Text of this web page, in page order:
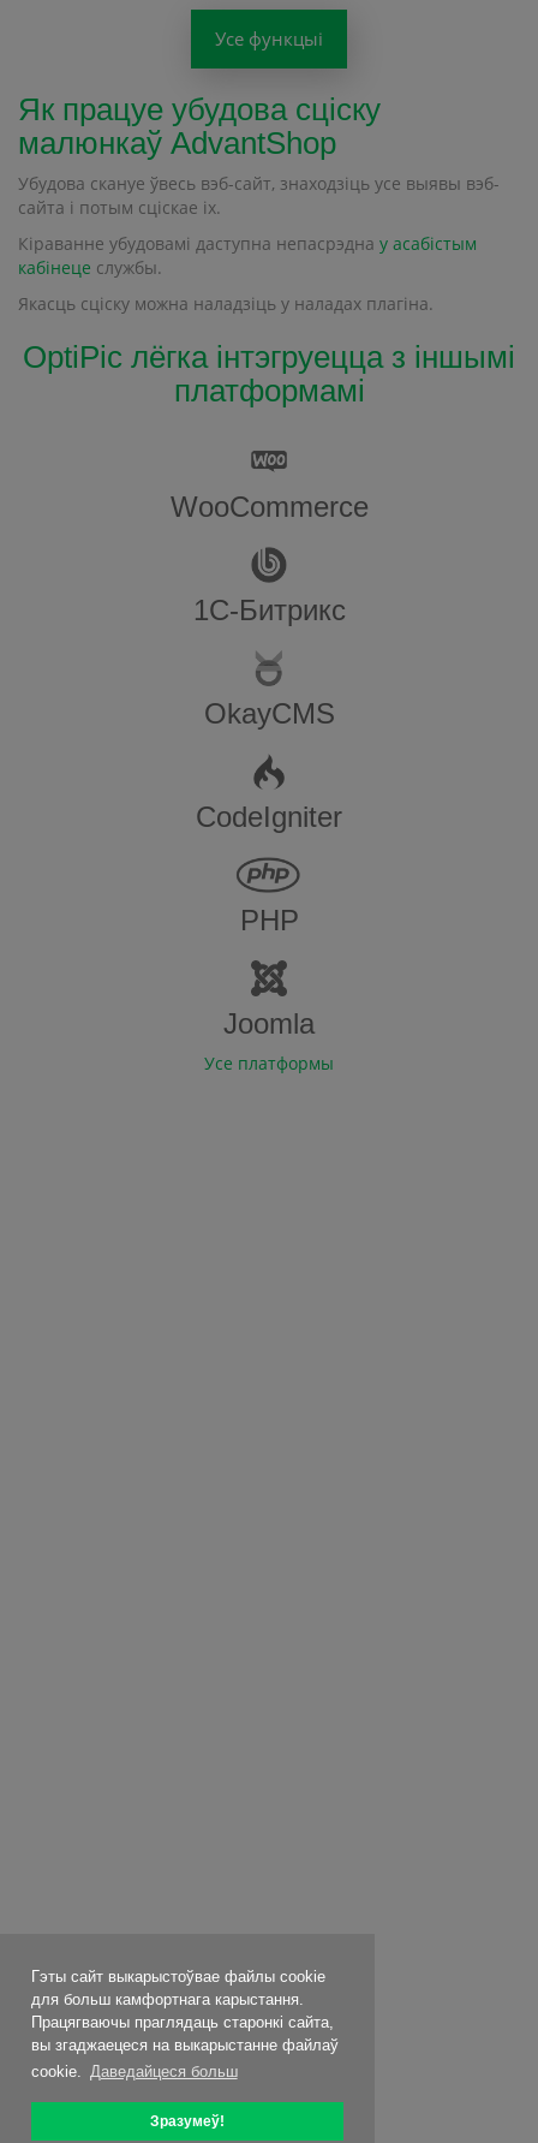
Гэты сайт выкарыстоўвае файлы cookie
для больш камфортнага карыстання.
Працягваючы праглядаць старонкі сайта,
вы згаджаецеся на выкарыстанне файлаў
cookie. Даведайцеся больш
Зразумеў!
Усе функцыі
Як працуе убудова сціску
малюнкаў AdvantShop
Убудова скануе ўвесь вэб-сайт, знаходзіць усе выявы вэб-
сайта і потым сціскае іх.
Кіраванне убудовамі даступна непасрэдна у асабістым
кабінеце службы.
Якасць сціску можна наладзіць у наладах плагіна.
OptiPic лёгка інтэгруецца з іншымі
платформамі
WooCommerce
1С-Битрикс
OkayCMS
CodeIgniter
PHP
Joomla
Усе платформы